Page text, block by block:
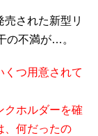
された新型リ
の不満が…。
くつ用意されて
クホルダーを確
、何だったの